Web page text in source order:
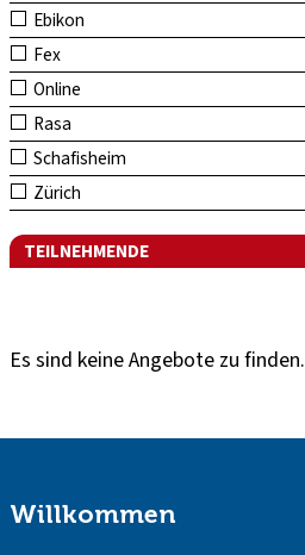
Ebikon
Fex
Online
Rasa
Schafisheim
Zürich
TEILNEHMENDE
Es sind keine Angebote zu finden.
Willkommen